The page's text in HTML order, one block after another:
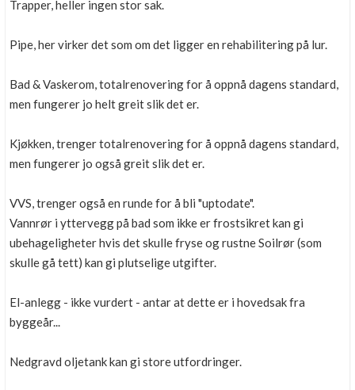
Trapper, heller ingen stor sak.
Pipe, her virker det som om det ligger en rehabilitering på lur.
Bad & Vaskerom, totalrenovering for å oppnå dagens standard,
men fungerer jo helt greit slik det er.
Kjøkken, trenger totalrenovering for å oppnå dagens standard,
men fungerer jo også greit slik det er.
VVS, trenger også en runde for å bli "uptodate".
Vannrør i yttervegg på bad som ikke er frostsikret kan gi
ubehageligheter hvis det skulle fryse og rustne Soilrør (som
skulle gå tett) kan gi plutselige utgifter.
El-anlegg - ikke vurdert - antar at dette er i hovedsak fra
byggeår...
Nedgravd oljetank kan gi store utfordringer.